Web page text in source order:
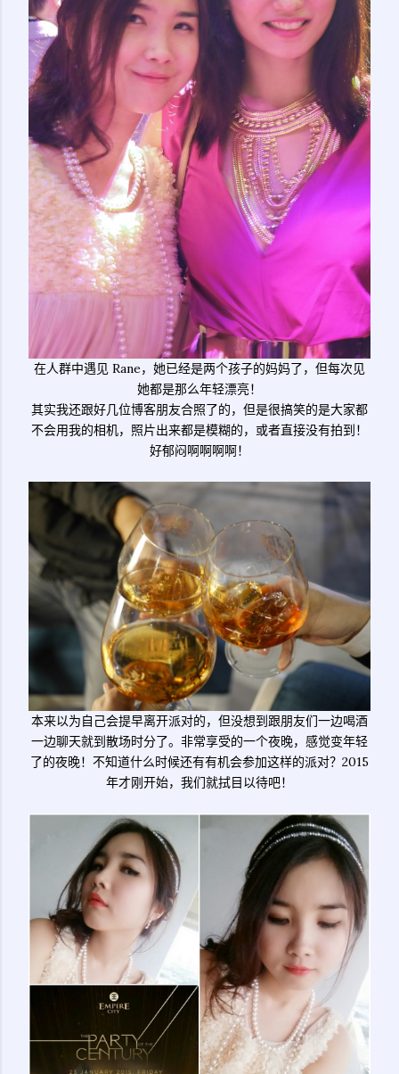
在人群中遇见 Rane，她已经是两个孩子的妈妈了，但每次见
她都是那么年轻漂亮！
其实我还跟好几位博客朋友合照了的，但是很搞笑的是大家都
不会用我的相机，照片出来都是模糊的，或者直接没有拍到！
好郁闷啊啊啊啊！
本来以为自己会提早离开派对的，但没想到跟朋友们一边喝酒
一边聊天就到散场时分了。非常享受的一个夜晚，感觉变年轻
了的夜晚！不知道什么时候还有有机会参加这样的派对？2015
年才刚开始，我们就拭目以待吧！